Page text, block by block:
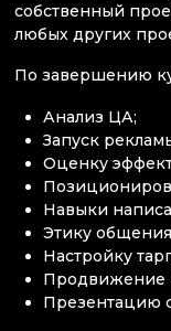
собственный
любых других
По завершению
Анализ ЦА;
Запуск
Оценку
Навыки
Этику
Настройку
Продвижение
Презентацию